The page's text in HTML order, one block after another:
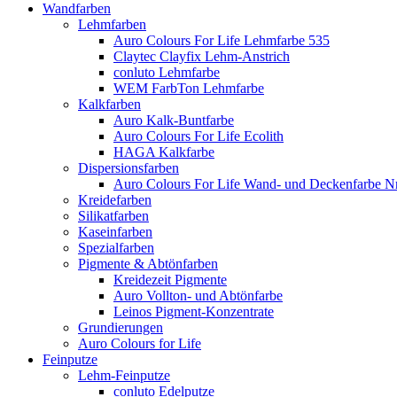
Wandfarben
Lehmfarben
Auro Colours For Life Lehmfarbe 535
Claytec Clayfix Lehm-Anstrich
conluto Lehmfarbe
WEM FarbTon Lehmfarbe
Kalkfarben
Auro Kalk-Buntfarbe
Auro Colours For Life Ecolith
HAGA Kalkfarbe
Dispersionsfarben
Auro Colours For Life Wand- und Deckenfarbe
Kreidefarben
Silikatfarben
Kaseinfarben
Spezialfarben
Pigmente & Abtönfarben
Kreidezeit Pigmente
Auro Vollton- und Abtönfarbe
Leinos Pigment-Konzentrate
Grundierungen
Auro Colours for Life
Feinputze
Lehm-Feinputze
conluto Edelputze